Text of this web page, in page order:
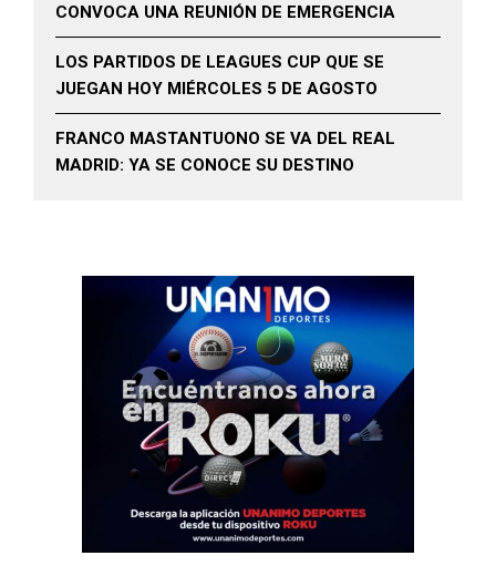
CONVOCA UNA REUNIÓN DE EMERGENCIA
LOS PARTIDOS DE LEAGUES CUP QUE SE
JUEGAN HOY MIÉRCOLES 5 DE AGOSTO
FRANCO MASTANTUONO SE VA DEL REAL
MADRID: YA SE CONOCE SU DESTINO